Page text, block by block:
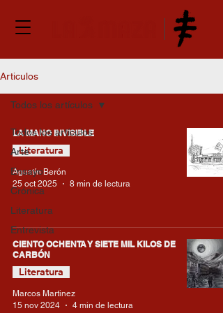
Articulos
Todos los artículos
Arte
Ensayo
Crónica
Literatura
Entrevista
Todos los artículos
LA MANO INVISIBLE
Literatura
Agustín Berón
25 oct 2025
8 min de lectura
CIENTO OCHENTA Y SIETE MIL KILOS DE
CARBÓN
Literatura
Marcos Martinez
15 nov 2024
4 min de lectura